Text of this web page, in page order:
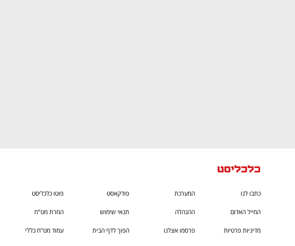
כתבו לנו המערכת פודקאסט פוטו כלכליסט
המייל האדום ההנהלה תנאי שימוש המרת מט"ח
מדיניות פרטיות פרסמו אצלנו הפוך לדף הבית עמוד מט"ח כללי